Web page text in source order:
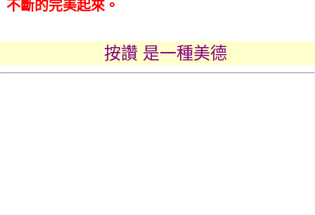
不斷的完美起來。
按讚 是一種美德